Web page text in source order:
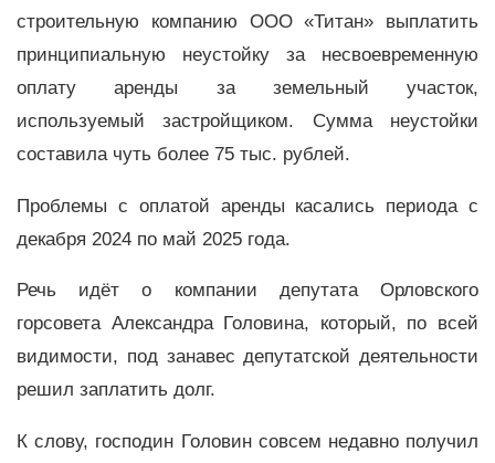
строительную компанию ООО «Титан» выплатить
принципиальную неустойку за несвоевременную
оплату аренды за земельный участок,
используемый застройщиком. Сумма неустойки
составила чуть более 75 тыс. рублей.
Проблемы с оплатой аренды касались периода с
декабря 2024 по май 2025 года.
Речь идёт о компании депутата Орловского
горсовета Александра Головина, который, по всей
видимости, под занавес депутатской деятельности
решил заплатить долг.
К слову, господин Головин совсем недавно получил